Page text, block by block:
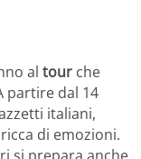
al tour che
partire dal 14
italiani,
di emozioni.